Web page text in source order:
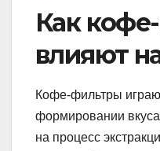
Как
влияют
Кофе-фильтры
формировании
на процесс